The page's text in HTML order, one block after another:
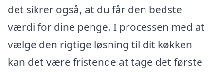
det sikrer også, at du får den bedste
værdi for dine penge. I processen med at
vælge den rigtige løsning til dit køkken
kan det være fristende at tage det første